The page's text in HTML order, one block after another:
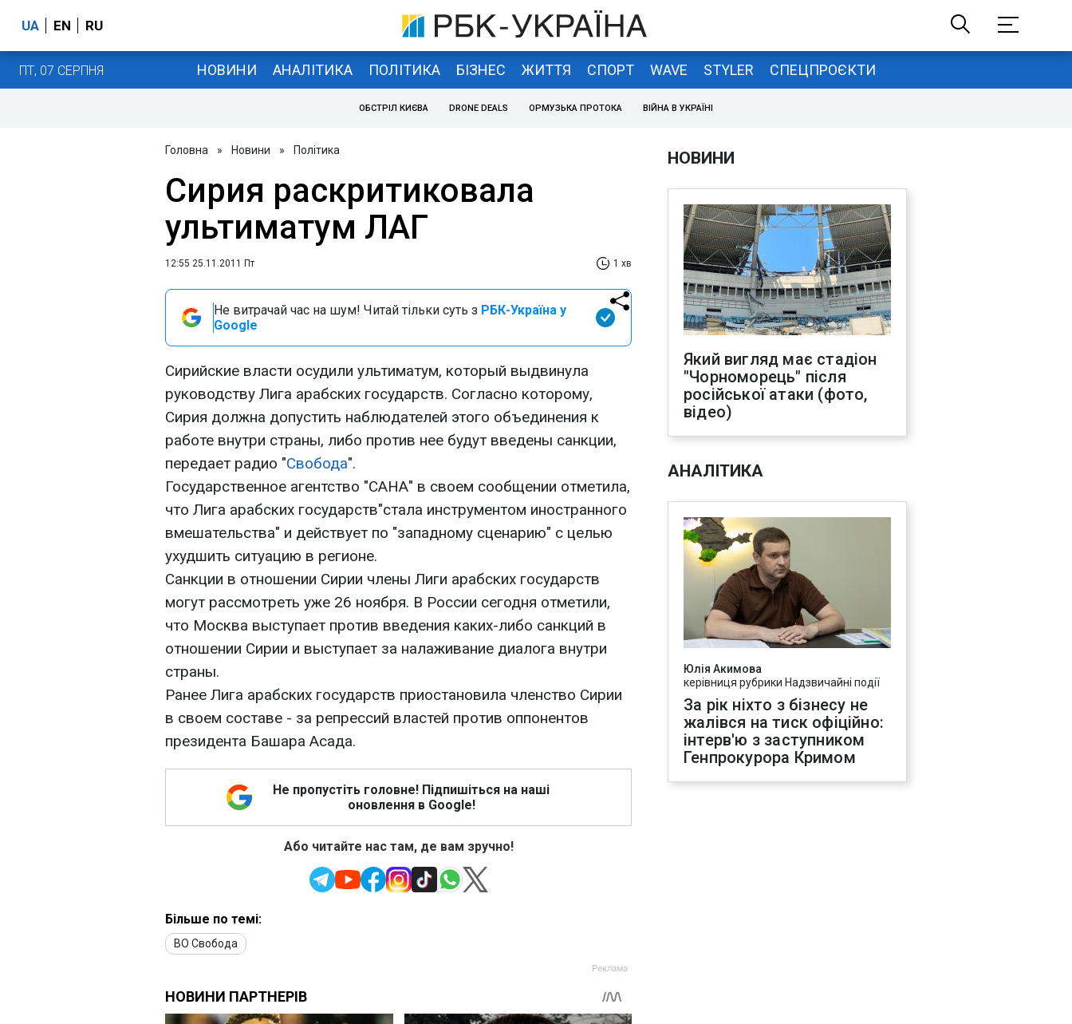
UA EN RU
ПТ, 07 СЕРПНЯ НОВИНИ АНАЛІТИКА ПОЛІТИКА БІЗНЕС ЖИТТЯ СПОРТ WAVE STYLER СПЕЦПРОЄКТИ
ОБСТРІЛ КИЄВА DRONE DEALS ОРМУЗЬКА ПРОТОКА ВІЙНА В УКРАЇНІ
Головна » Новини » Політика
Сирия раскритиковала
ультиматум ЛАГ
12:55 25.11.2011 Пт 1 хв
Не витрачай час на шум! Читай тільки суть з РБК-Україна у
Google
Сирийские власти осудили ультиматум, который выдвинула
руководству Лига арабских государств. Согласно которому,
Сирия должна допустить наблюдателей этого объединения к
работе внутри страны, либо против нее будут введены санкции,
передает радио "Свобода".
Государственное агентство "САНА" в своем сообщении отметила,
что Лига арабских государств"стала инструментом иностранного
вмешательства" и действует по "западному сценарию" с целью
ухудшить ситуацию в регионе.
Санкции в отношении Сирии члены Лиги арабских государств
могут рассмотреть уже 26 ноября. В России сегодня отметили,
что Москва выступает против введения каких-либо санкций в
отношении Сирии и выступает за налаживание диалога внутри
страны.
Ранее Лига арабских государств приостановила членство Сирии
в своем составе - за репрессий властей против оппонентов
президента Башара Асада.
Не пропустіть головне! Підпишіться на наші
оновлення в Google!
Або читайте нас там, де вам зручно!
Більше по темі:
ВО Свобода
НОВИНИ
Який вигляд має стадіон
"Чорноморець" після
російської атаки (фото,
відео)
АНАЛІТИКА
Юлія Акимова
керівниця рубрики Надзвичайні події
За рік ніхто з бізнесу не
жалівся на тиск офіційно:
інтерв'ю з заступником
Генпрокурора Кримом